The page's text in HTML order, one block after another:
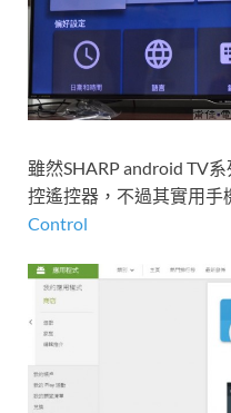
雖然SHARP android TV
控遙控器，不過其實用手
Control